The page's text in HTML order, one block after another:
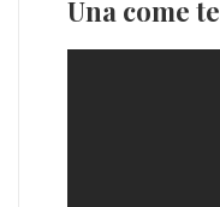
Una come